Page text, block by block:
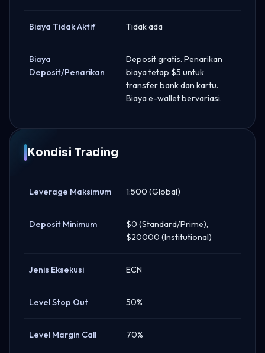
Biaya Tidak Aktif Tidak ada
Biaya
Deposit/Penarikan
Deposit gratis. Penarikan
biaya tetap $5 untuk
transfer bank dan kartu.
Biaya e-wallet bervariasi.
Kondisi Trading
Leverage Maksimum 1:500 (Global)
Deposit Minimum
$0 (Standard/Prime),
$20000 (Institutional)
Jenis Eksekusi ECN
Level Stop Out 50%
Level Margin Call 70%